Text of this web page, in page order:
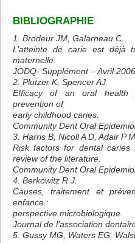
BIBLIOGRAPHIE
1. Brodeur JM, Galarneau C.
L’atteinte de carie est déjà
maternelle.
JODQ- Supplément – Avril 2006.
2. Plutzer K, Spencer AJ.
Efficacy of an oral health
prevention of
early childhood caries.
Community Dent Oral
3. Harris B, Nicoll A D, Adair P
Risk factors for dental caries
review of the literature.
Community Dent Oral
4. Berkowitz R J.
Causes, traitement et
enfance :
perspective microbiologique.
Journal de l’association
5. Gussy MG, Waters EG,